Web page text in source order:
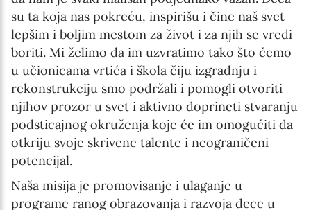
su ta koja nas pokreću, inspirišu i čine naš svet
lepšim i boljim mestom za život i za njih se vredi
boriti. Mi želimo da im uzvratimo tako što ćemo
u učionicama vrtića i škola čiju izgradnju i
rekonstrukciju smo podržali i pomogli otvoriti
njihov prozor u svet i aktivno doprineti stvaranju
podsticajnog okruženja koje će im omogućiti da
otkriju svoje skrivene talente i neograničeni
potencijal.
Naša misija je promovisanje i ulaganje u
programe ranog obrazovanja i razvoja dece u